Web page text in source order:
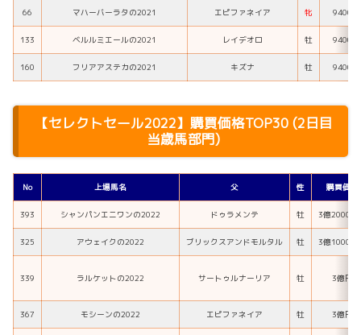
66 マハーバーラタの2021 エピファネイア 牝 9400
133 ベルルミエールの2021 レイデオロ 牡 9400
160 フリアアステカの2021 キズナ 牡 9400
【セレクトセール2022】購買価格TOP30 (2日目
当歳馬部門)
No 上場馬名 父 性 購買価格
393 シャンパンエニワンの2022 ドゥラメンテ 牡 3億2000万
325 アウェイクの2022 ブリックスアンドモルタル 牡 3億1000万
339 ラルケットの2022 サートゥルナーリア 牡 3億円
367 モシーンの2022 エピファネイア 牡 3億円